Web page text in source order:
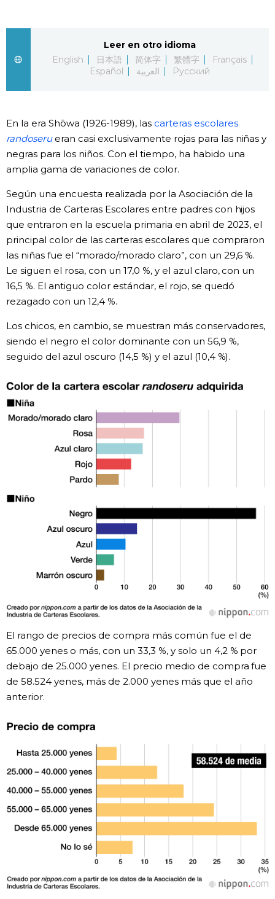
Datos de Japón
Fragmentos de Japón
Tokio
Avisos
Leer en otro idioma
English
日本語 简体字 繁體字
Français
Español
العربية Русский
En la era Shōwa (1926-1989), las carteras escolares
randoserueran casi exclusivamente rojas para las niñas y
negras para los niños. Con el tiempo, ha habido una
amplia gama de variaciones de color.
Según una encuesta realizada por la Asociación de la
Industria de Carteras Escolares entre padres con hijos
que entraron en la escuela primaria en abril de 2023, el
principal color de las carteras escolares que compraron
las niñas fue el “morado/morado claro”, con un 29,6 %.
Le siguen el rosa, con un 17,0 %, y el azul claro, con un
16,5 %. El antiguo color estándar, el rojo, se quedó
rezagado con un 12,4 %.
Los chicos, en cambio, se muestran más conservadores,
siendo el negro el color dominante con un 56,9 %,
seguido del azul oscuro (14,5 %) y el azul (10,4 %).
El rango de precios de compra más común fue el de
65.000 yenes o más, con un 33,3 %, y solo un 4,2 % por
debajo de 25.000 yenes. El precio medio de compra fue
de 58.524 yenes, más de 2.000 yenes más que el año
anterior.